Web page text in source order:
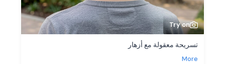
Try on
تسريحة معقولة مع أزهار
More